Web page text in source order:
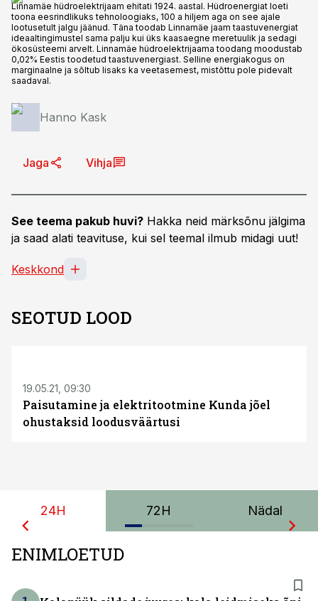
Linnamäe hüdroelektrijaam ehitati 1924. aastal. Hüdroenergiat loeti
toona eesrindlikuks tehnoloogiaks, 100 a hiljem aga on see ajale
lootusetult jalgu jäänud. Täna toodab Linnamäe jaam taastuvenergiat
ideaaltingimustel sama palju kui üks kaasaegne meretuulik ja sedagi
ökosüsteemi arvelt. Linnamäe hüdroelektrijaama toodang moodustab
0,02% Eestis toodetud taastuvenergiast. Selline energiakogus on
marginaalne ja sõltub lisaks ka veetasemest, mistõttu pole pidevalt
saadaval.
Hanno Kask
Jaga Vihja
See teema pakub huvi? Hakka neid märksõnu jälgima
ja saad alati teavituse, kui sel teemal ilmub midagi uut!
Keskkond
SEOTUD LOOD
19.05.21, 09:30
Paisutamine ja elektritootmine Kunda jõel
ohustaksid loodusväärtusi
24H 72H Nädal
ENIMLOETUD